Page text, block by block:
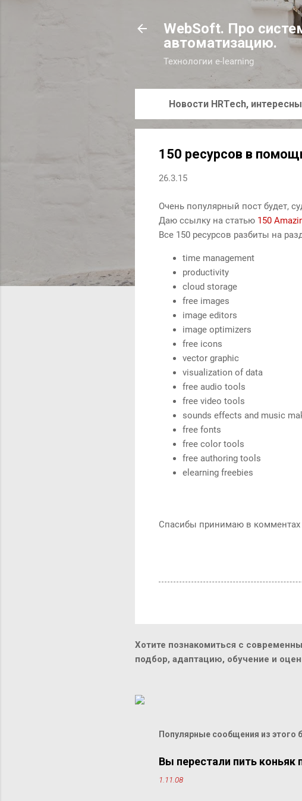
WebSoft. Про
автоматизацию.
Технологии e-learning
Новости HRTech,
150 ресурсов в
26.3.15
Очень популярный пост будет,
Даю ссылку на статью 150
Все 150 ресурсов разбиты на
time management
productivity
cloud storage
free images
image editors
image optimizers
free icons
vector graphic
visualization of data
free audio tools
free video tools
sounds effects and music
free fonts
free color tools
free authoring tools
elearning freebies
Спасибы принимаю в комментах
Хотите познакомиться с
подбор, адаптацию, обучение и
Популярные сообщения из этого
Вы перестали пить коньяк
1.11.08